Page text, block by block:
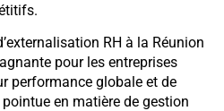
RH à la Réunion
pour les entreprises
performance globale et de
pointue en matière de gestion